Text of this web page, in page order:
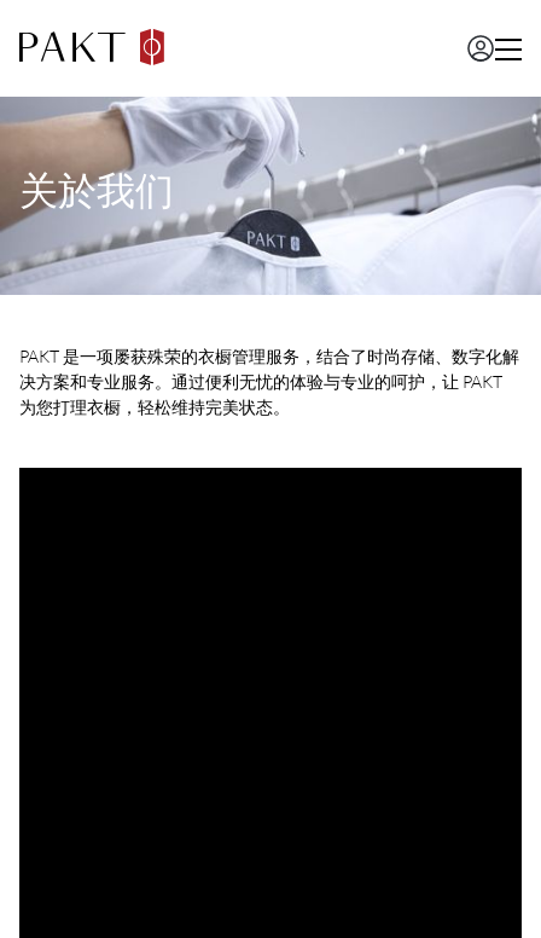
关於我们
PAKT 是一项屡获殊荣的衣橱管理服务，结合了时尚存储、数字化解
决方案和专业服务。通过便利无忧的体验与专业的呵护，让 PAKT
为您打理衣橱，轻松维持完美状态。